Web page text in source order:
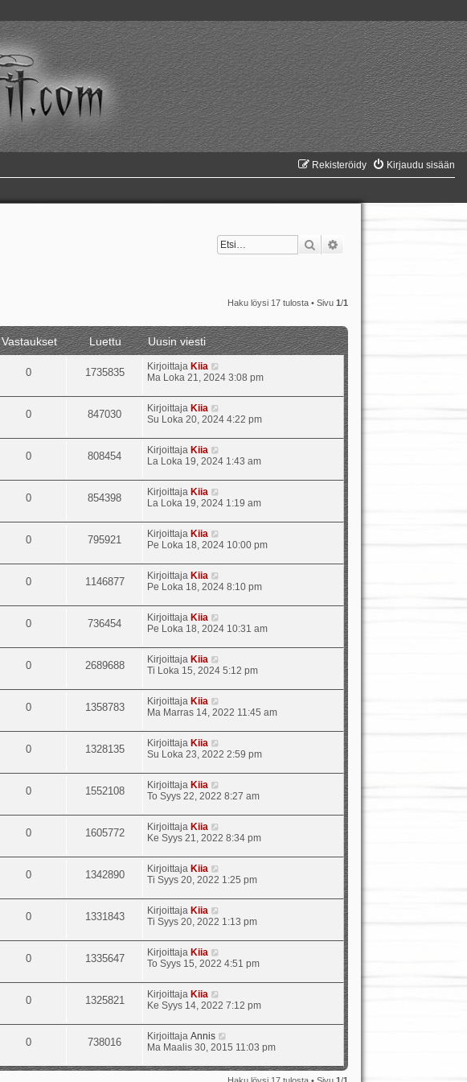
Kirjaudu sisään
Rekisteröidy
Etsi
Haku löysi 17 tulosta • Sivu1/1
Vastaukset Luettu
Uusin viesti
0 1735835 Kirjoittaja Kiia
Ma Loka 21, 2024 3:08 pm
0 847030 Kirjoittaja Kiia
Su Loka 20, 2024 4:22 pm
0 808454 Kirjoittaja Kiia
La Loka 19, 2024 1:43 am
0 854398 Kirjoittaja Kiia
La Loka 19, 2024 1:19 am
0 795921 Kirjoittaja Kiia
Pe Loka 18, 2024 10:00 pm
0 1146877 Kirjoittaja Kiia
Pe Loka 18, 2024 8:10 pm
0 736454 Kirjoittaja Kiia
Pe Loka 18, 2024 10:31 am
0 2689688 Kirjoittaja Kiia
Ti Loka 15, 2024 5:12 pm
0 1358783 Kirjoittaja Kiia
Ma Marras 14, 2022 11:45 am
0 1328135 Kirjoittaja Kiia
Su Loka 23, 2022 2:59 pm
0 1552108 Kirjoittaja Kiia
To Syys 22, 2022 8:27 am
0 1605772 Kirjoittaja Kiia
Ke Syys 21, 2022 8:34 pm
0 1342890 Kirjoittaja Kiia
Ti Syys 20, 2022 1:25 pm
0 1331843 Kirjoittaja Kiia
Ti Syys 20, 2022 1:13 pm
0 1335647 Kirjoittaja Kiia
To Syys 15, 2022 4:51 pm
0 1325821 Kirjoittaja Kiia
Ke Syys 14, 2022 7:12 pm
0 738016 KirjoittajaAnnis
Ma Maalis 30, 2015 11:03 pm